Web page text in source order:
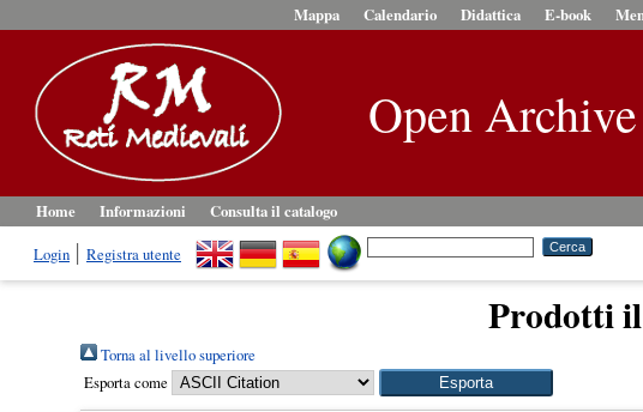
Mappa Calendario Didattica E-book
Open Archive
Home Informazioni
Consulta il catalogo
Login
Registra utente
Prodotti
Torna al livello superiore
Esporta come